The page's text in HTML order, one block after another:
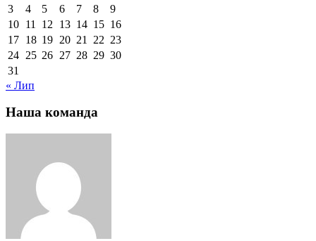
3
4 5 6 7 8
9
10 11 12 13 14 15 16
17 18 19 20 21 22 23
24 25 26 27 28 29 30
31
« Лип
Наша команда